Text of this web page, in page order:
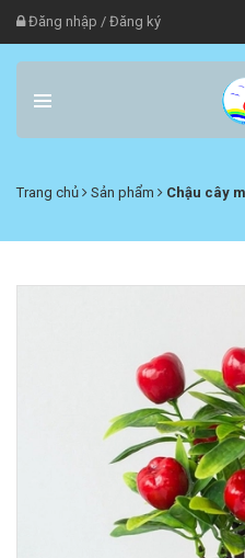
Đăng nhập / Đăng ký
Trang chủ Sản phẩm Chậu cây